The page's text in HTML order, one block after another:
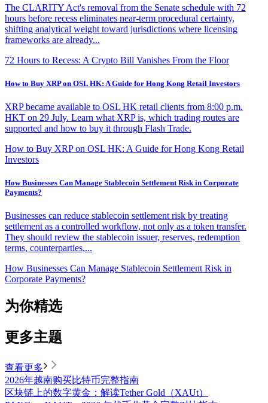
The CLARITY Act's removal from the Senate schedule with 72
hours before recess eliminates near-term procedural certainty,
shifting analytical weight toward jurisdictions where licensing
frameworks are already...
72 Hours to Recess: A Crypto Bill Vanishes From the Floor
How to Buy XRP on OSL HK: A Guide for Hong Kong Retail Investors
XRP became available to OSL HK retail clients from 8:00 p.m.
HKT on 29 July. Learn what XRP is, which trading routes are
supported and how to buy it through Flash Trade.
How to Buy XRP on OSL HK: A Guide for Hong Kong Retail
Investors
How Businesses Can Manage Stablecoin Settlement Risk in Corporate
Payments?
Businesses can reduce stablecoin settlement risk by treating
settlement as a controlled workflow, not only as a token transfer.
They should review the stablecoin issuer, reserves, redemption
terms, counterparties,...
How Businesses Can Manage Stablecoin Settlement Risk in
Corporate Payments?
为你精选
更多主题
查看更多
2026年越南购买比特币完整指南
区块链上的数字黄金：解读Tether Gold（XAUt）